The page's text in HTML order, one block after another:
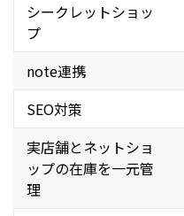
シークレットショッ
プ
note連携
SEO対策
実店舗とネットショ
ップの在庫を一元管
理